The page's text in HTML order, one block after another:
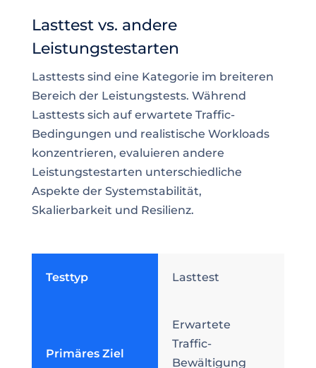
Lasttest vs. andere
Leistungstestarten
Lasttests sind eine Kategorie im breiteren
Bereich der Leistungstests. Während
Lasttests sich auf erwartete Traffic-
Bedingungen und realistische Workloads
konzentrieren, evaluieren andere
Leistungstestarten unterschiedliche
Aspekte der Systemstabilität,
Skalierbarkeit und Resilienz.
Testtyp Lasttest
Primäres Ziel
Erwartete
Traffic-
Bewältigung